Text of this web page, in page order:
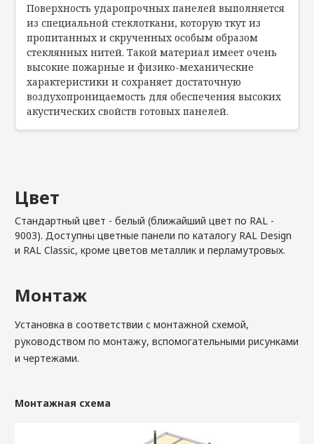
Поверхность ударопрочных панелей выполняется
из специальной стеклоткани, которую ткут из
пропитанных и скрученных особым образом
стеклянных нитей. Такой материал имеет очень
высокие пожарные и физико-механические
характеристики и сохраняет достаточную
воздухопроницаемость для обеспечения высоких
акустических свойств готовых панелей.
Цвет
Стандартный цвет - белый (ближайший цвет по RAL -
9003). Доступны цветные панели по каталогу RAL Design
и RAL Classic, кроме цветов металлик и перламутровых.
Монтаж
Установка в соответствии с монтажной схемой,
руководством по монтажу, вспомогательными рисунками
и чертежами.
Монтажная схема